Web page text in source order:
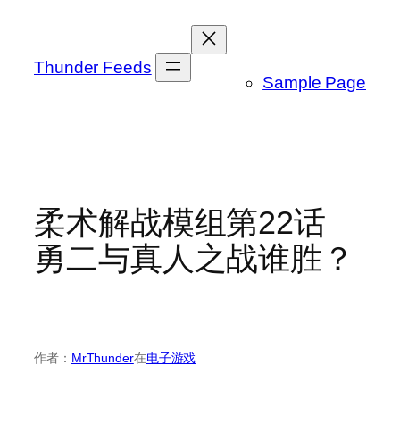
Thunder Feeds
Sample Page
柔术解战模组第22话
勇二与真人之战谁胜？
作者： MrThunder在电子游戏